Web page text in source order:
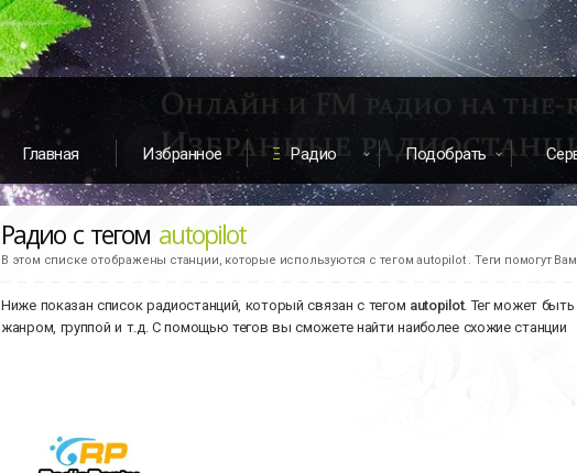
Главная Избранное Радио Подобрать
Радио с тегом autopilot
В этом списке отображены станции, которые используются с тегом autopilot . Теги помогут
Ниже показан список радиостанций, который связан с тегом autopilot. Тег может
жанром, группой и т.д. С помощью тегов вы сможете найти наиболее схожие станции